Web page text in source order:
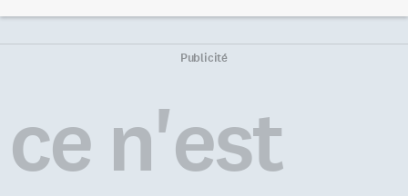
spectre d’antibiotiques ne
devrait pas être utilisé pour des
de la pénicilline lui-même,
Alexander Fleming, qui, dans
son discours d’acceptation du
prix Nobel en 1945, disait: «il
respecter les droits des
francophones de gérer leurs
écoles. Dans un rapport intitulé
la Fédération des
communautés francophones et
acadienne (FCFA) du Canada et
Publicité
ce n'est